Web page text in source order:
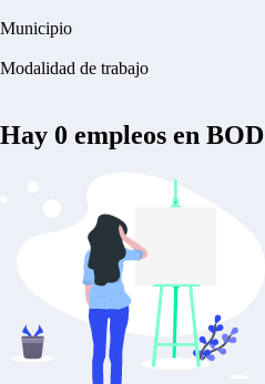
Municipio
Modalidad de trabajo
Hay 0 empleos en BOD